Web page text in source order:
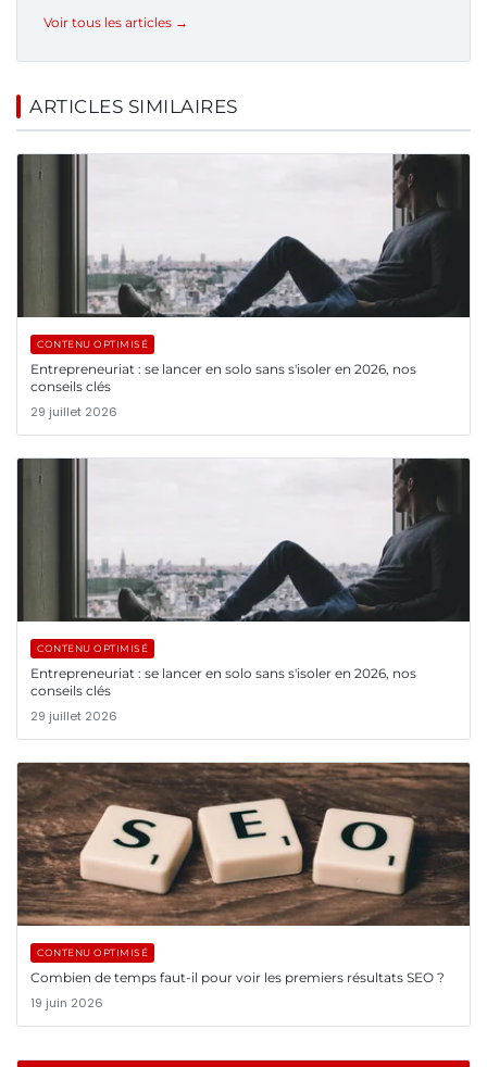
Voir tous les articles →
ARTICLES SIMILAIRES
CONTENU OPTIMISÉ
Entrepreneuriat : se lancer en solo sans s'isoler en 2026, nos
conseils clés
29 juillet 2026
CONTENU OPTIMISÉ
Entrepreneuriat : se lancer en solo sans s'isoler en 2026, nos
conseils clés
29 juillet 2026
CONTENU OPTIMISÉ
Combien de temps faut-il pour voir les premiers résultats SEO ?
19 juin 2026